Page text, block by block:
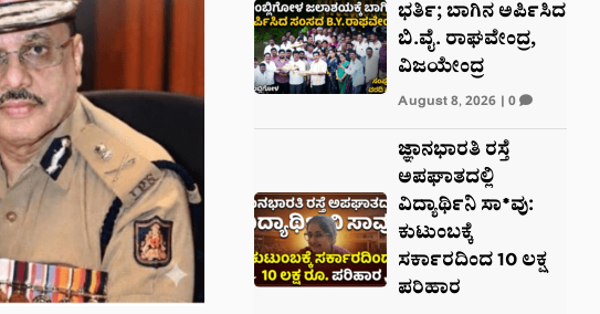
ಭರ್ತಿ; ಬಾಗಿನ ಅರ್ಪಿಸಿದ
ಬಿ.ವೈ. ರಾಘವೇಂದ್ರ,
ವಿಜಯೇಂದ್ರ
August 8, 2026| 0
ಜ್ಞಾನಭಾರತಿ ರಸ್ತೆ
ಅಪಘಾತದಲ್ಲಿ
ವಿದ್ಯಾರ್ಥಿನಿ ಸಾ*ವು:
ಕುಟುಂಬಕ್ಕೆ
ಸರ್ಕಾರದಿಂದ 10 ಲಕ್ಷ
ಪರಿಹಾರ